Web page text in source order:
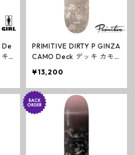
De
PRIMITIVE DIRTY P GINZA
CAMO Deck デッキ カモ
ィブ
¥13,200